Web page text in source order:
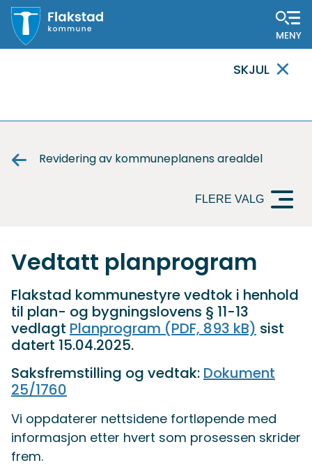
MELDING
SKJUL
Revidering av kommuneplanens arealdel
FLERE VALG
Vedtatt planprogram
Flakstad kommunestyre vedtok i henhold
til plan- og bygningslovens § 11-13
vedlagt Planprogram (PDF, 893 kB) sist
datert 15.04.2025.
Saksfremstilling og vedtak: Dokument
25/1760
Vi oppdaterer nettsidene fortløpende med
informasjon etter hvert som prosessen skrider
frem.